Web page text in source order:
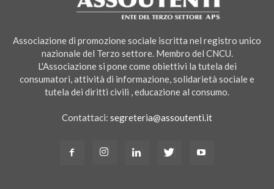
Associazione di promozione sociale iscritta nel registro unico
nazionale del Terzo settore. Membro del CNCU.
L'Associazione si pone come obiettivi la tutela dei
consumatori, attività di informazione, solidarietà sociale e
tutela dei diritti civili , educazione al consumo.
Contattaci: segreteria@assoutenti.it